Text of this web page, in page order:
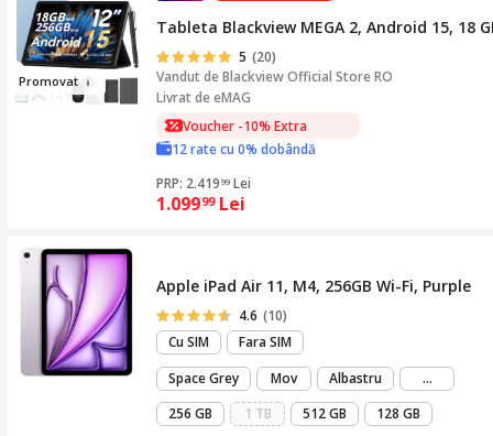
Promovat
Tableta Blackview MEGA 2, Android 15, 18
5 (20)
Vandut deBlackview Official Store RO
Livrat de eMAG
Voucher -10% Extra
12 rate cu 0% dobândă
PRP: 2.419 99 Lei
1.09999 Lei
Apple iPad Air 11, M4, 256GB Wi-Fi, Purple
4.6 (10)
Cu SIM
Fara SIM
Space Grey
Mov Albastru ...mai
256 GB 1 TB 512 GB
128 GB